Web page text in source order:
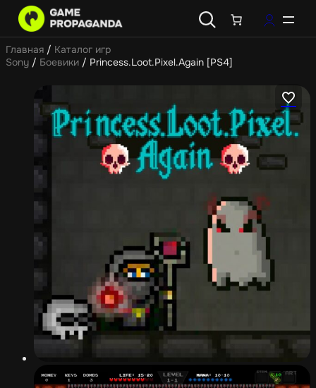
Главная / Каталог игр
Sony / Боевики / Princess.Loot.Pixel.Again [PS4]